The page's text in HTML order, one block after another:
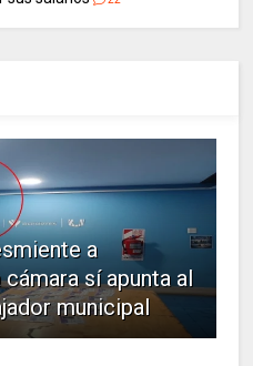
a
sí apunta al
municipal